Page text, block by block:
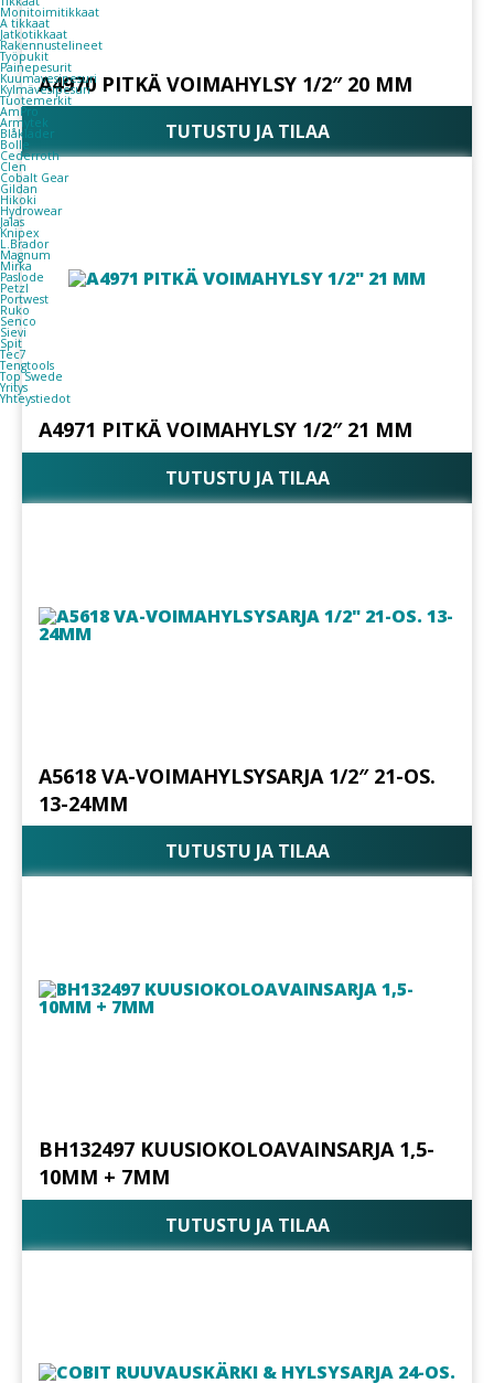
Monitoimitikkaat
A tikkaat
Jatkotikkaat
Rakennustelineet
Työpukit
Painepesurit
Kuumavesipesuri
Kylmävesipesuri
Tuotemerkit
AmPro
Armytek
Blåkläder
Bolle
Cederroth
Clen
Cobalt Gear
Gildan
Hikoki
Hydrowear
Jalas
Knipex
L.Brador
Magnum
Mirka
Paslode
Petzl
Portwest
Ruko
Senco
Sievi
Spit
Tec7
Tengtools
Top Swede
Yritys
Yhteystiedot
A4970 PITKÄ VOIMAHYLSY 1/2″ 20 MM
TUTUSTU JA TILAA
A4971 PITKÄ VOIMAHYLSY 1/2″ 21 MM
TUTUSTU JA TILAA
A5618 VA-VOIMAHYLSYSARJA 1/2″ 21-OS.
13-24MM
TUTUSTU JA TILAA
BH132497 KUUSIOKOLOAVAINSARJA 1,5-
10MM + 7MM
TUTUSTU JA TILAA